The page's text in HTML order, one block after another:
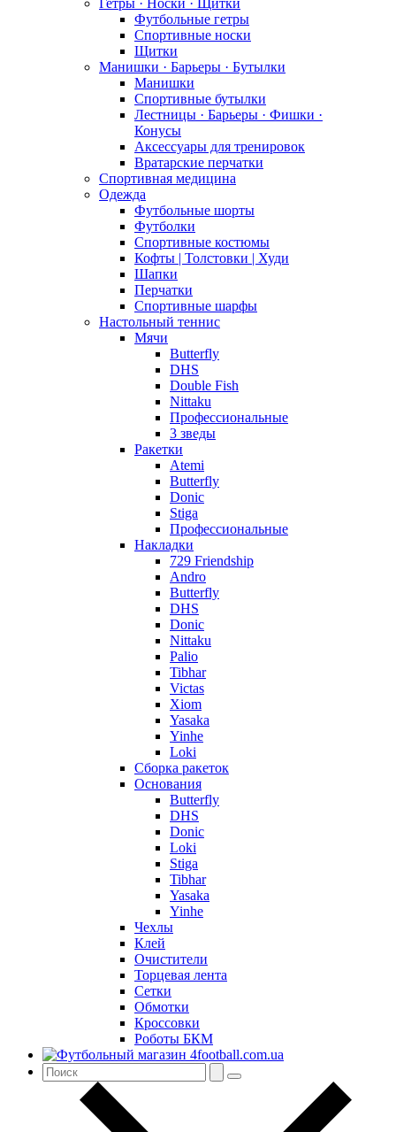
Гетры · Носки · Щитки
Футбольные гетры
Спортивные носки
Щитки
Манишки · Барьеры · Бутылки
Манишки
Спортивные бутылки
Лестницы · Барьеры · Фишки ·
Конусы
Аксессуары для тренировок
Вратарские перчатки
Спортивная медицина
Одежда
Футбольные шорты
Футболки
Спортивные костюмы
Кофты | Толстовки | Худи
Шапки
Перчатки
Спортивные шарфы
Настольный теннис
Мячи
Butterfly
DHS
Double Fish
Nittaku
Профессиональные
3 зведы
Ракетки
Atemi
Butterfly
Donic
Stiga
Профессиональные
Накладки
729 Friendship
Andro
Butterfly
DHS
Donic
Nittaku
Palio
Tibhar
Victas
Xiom
Yasaka
Yinhe
Loki
Сборка ракеток
Основания
Butterfly
DHS
Donic
Loki
Stiga
Tibhar
Yasaka
Yinhe
Чехлы
Клей
Очистители
Торцевая лента
Сетки
Обмотки
Кроссовки
Роботы БКМ